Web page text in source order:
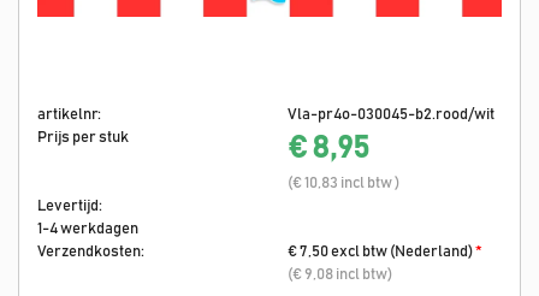
artikelnr:
Vla-pr4o-030045-b2.rood/wit
Prijs per stuk
€ 8,95
(€ 10,83 incl btw )
Levertijd:
1-4 werkdagen
Verzendkosten:
€ 7,50 excl btw (Nederland)*
(€ 9,08 incl btw)